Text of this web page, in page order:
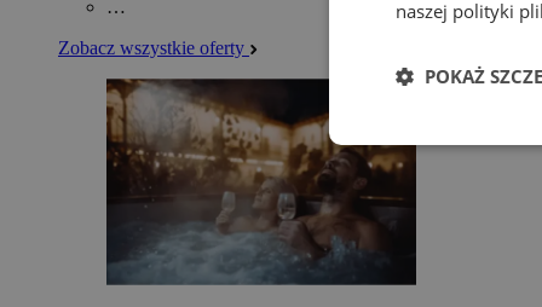
…
Zobacz wszystkie oferty
naszej polityki
POKAŻ